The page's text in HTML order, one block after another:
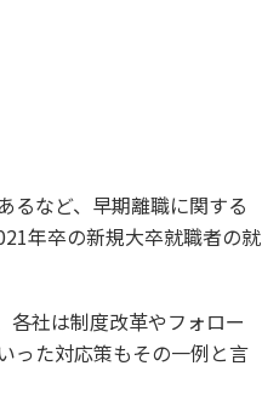
るなど、早期離職に関する
年卒の新規大卒就職者の就
各社は制度改革やフォロー
った対応策もその一例と言